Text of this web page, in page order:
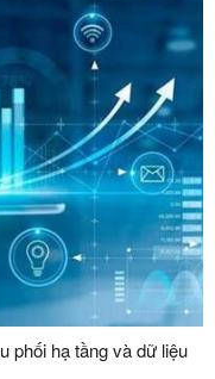
phối hạ tầng và dữ liệu